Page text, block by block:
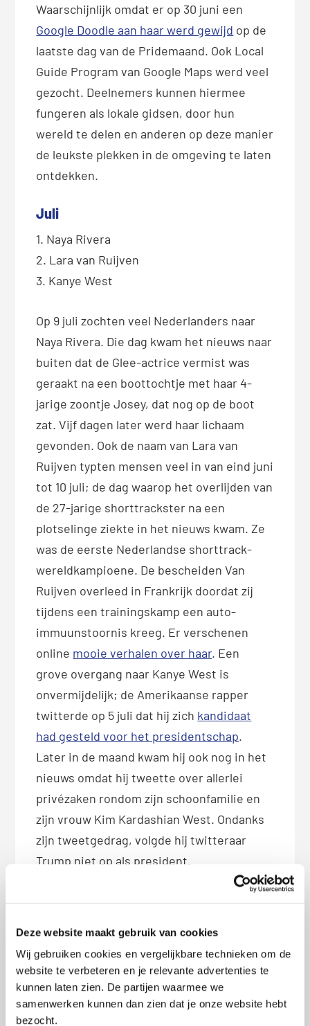
Deze website maakt gebruik van cookies
Wij gebruiken cookies en vergelijkbare technieken om de
website te verbeteren en je relevante advertenties te
kunnen laten zien. De partijen waarmee we
samenwerken kunnen dan zien dat je onze website hebt
bezocht.
Waarschijnlijk omdat er op 30 juni een
Google Doodle aan haar werd gewijd op de
laatste dag van de Pridemaand. Ook Local
Guide Program van Google Maps werd veel
gezocht. Deelnemers kunnen hiermee
fungeren als lokale gidsen, door hun
wereld te delen en anderen op deze manier
de leukste plekken in de omgeving te laten
ontdekken.
Juli
1. Naya Rivera
2. Lara van Ruijven
3. Kanye West
Op 9 juli zochten veel Nederlanders naar
Naya Rivera. Die dag kwam het nieuws naar
buiten dat de Glee-actrice vermist was
geraakt na een boottochtje met haar 4-
jarige zoontje Josey, dat nog op de boot
zat. Vijf dagen later werd haar lichaam
gevonden. Ook de naam van Lara van
Ruijven typten mensen veel in van eind juni
tot 10 juli; de dag waarop het overlijden van
de 27-jarige shorttrackster na een
plotselinge ziekte in het nieuws kwam. Ze
was de eerste Nederlandse shorttrack-
wereldkampioene. De bescheiden Van
Ruijven overleed in Frankrijk doordat zij
tijdens een trainingskamp een auto-
immuunstoornis kreeg. Er verschenen
online mooie verhalen over haar. Een
grove overgang naar Kanye West is
onvermijdelijk; de Amerikaanse rapper
twitterde op 5 juli dat hij zich kandidaat
had gesteld voor het presidentschap.
Later in de maand kwam hij ook nog in het
nieuws omdat hij tweette over allerlei
privézaken rondom zijn schoonfamilie en
zijn vrouw Kim Kardashian West. Ondanks
zijn tweetgedrag, volgde hij twitteraar
Trump niet op als president.
Razendsnel internet nodig? Check of
je glasvezel kunt kiezen!